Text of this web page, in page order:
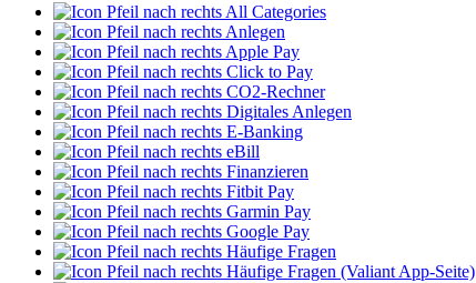
All Categories
Anlegen
Apple Pay
Click to Pay
CO2-Rechner
Digitales Anlegen
E-Banking
eBill
Finanzieren
Fitbit Pay
Garmin Pay
Google Pay
Häufige Fragen
Häufige Fragen (Valiant App-Seite)